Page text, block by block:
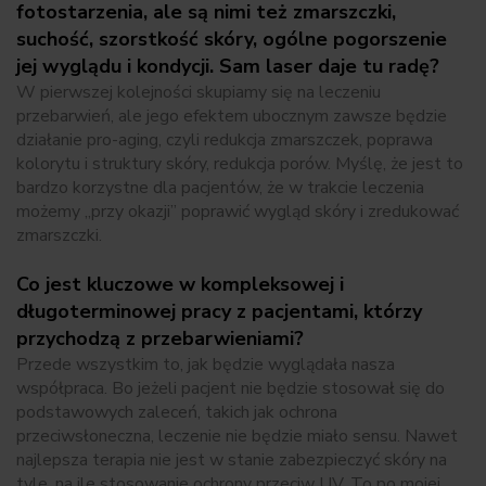
fotostarzenia, ale są nimi też zmarszczki,
suchość, szorstkość skóry, ogólne pogorszenie
jej wyglądu i kondycji. Sam laser daje tu radę?
W pierwszej kolejności skupiamy się na leczeniu
przebarwień, ale jego efektem ubocznym zawsze będzie
działanie pro-aging, czyli redukcja zmarszczek, poprawa
kolorytu i struktury skóry, redukcja porów. Myślę, że jest to
bardzo korzystne dla pacjentów, że w trakcie leczenia
możemy „przy okazji” poprawić wygląd skóry i zredukować
zmarszczki.
Co jest kluczowe w kompleksowej i
długoterminowej pracy z pacjentami, którzy
przychodzą z przebarwieniami?
Przede wszystkim to, jak będzie wyglądała nasza
współpraca. Bo jeżeli pacjent nie będzie stosował się do
podstawowych zaleceń, takich jak ochrona
przeciwsłoneczna, leczenie nie będzie miało sensu. Nawet
najlepsza terapia nie jest w stanie zabezpieczyć skóry na